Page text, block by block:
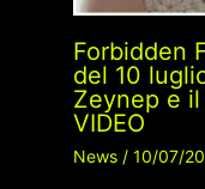
Forbidden
del 10
Zeynep e il
VIDEO
News/ 10/07/